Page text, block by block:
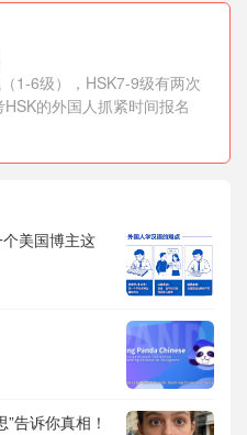
1-6级），HSK7-9级有两次
的外国人抓紧时间报名
美国博主这
告诉你真相！